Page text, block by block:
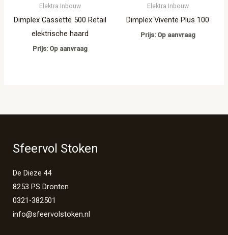
Elektra Inbouw
Dimplex Cassette 500 Retail
elektrische haard
Prijs: Op aanvraag
Elektra Inbouw
Dimplex Vivente Plus 100
Prijs: Op aanvraag
Sfeervol Stoken
De Dieze 44
8253 PS Dronten
0321-382501
info@sfeervolstoken.nl